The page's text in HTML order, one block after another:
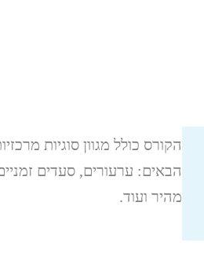
הבאים: ערעורים, סעדים
מהיר ועוד.